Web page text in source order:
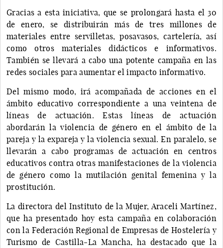
Gracias a esta iniciativa, que se prolongará hasta el 30
de enero, se distribuirán más de tres millones de
materiales entre servilletas, posavasos, cartelería, así
como otros materiales didácticos e informativos.
También se llevará a cabo una potente campaña en las
redes sociales para aumentar el impacto informativo.
Del mismo modo, irá acompañada de acciones en el
ámbito educativo correspondiente a una veintena de
líneas de actuación. Estas líneas de actuación
abordarán la violencia de género en el ámbito de la
pareja y la expareja y la violencia sexual. En paralelo, se
llevarán a cabo programas de actuación en centros
educativos contra otras manifestaciones de la violencia
de género como la mutilación genital femenina y la
prostitución.
La directora del Instituto de la Mujer, Araceli Martínez,
que ha presentado hoy esta campaña en colaboración
con la Federación Regional de Empresas de Hostelería y
Turismo de Castilla-La Mancha, ha destacado que la